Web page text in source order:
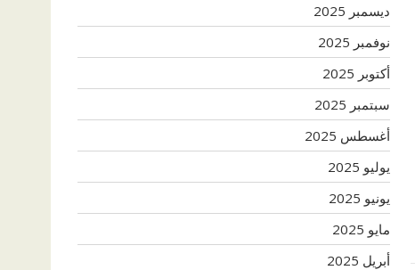
ديسمبر 2025
نوفمبر 2025
أكتوبر 2025
سبتمبر 2025
أغسطس 2025
يوليو 2025
يونيو 2025
مايو 2025
أبريل 2025